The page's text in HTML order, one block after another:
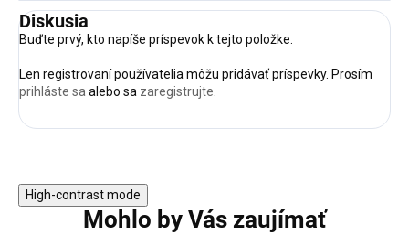
Diskusia
Buďte prvý, kto napíše príspevok k tejto položke.
Len registrovaní používatelia môžu pridávať príspevky. Prosím
prihláste sa alebo sa zaregistrujte
High-contrast mode
Mohlo by Vás zaujímať